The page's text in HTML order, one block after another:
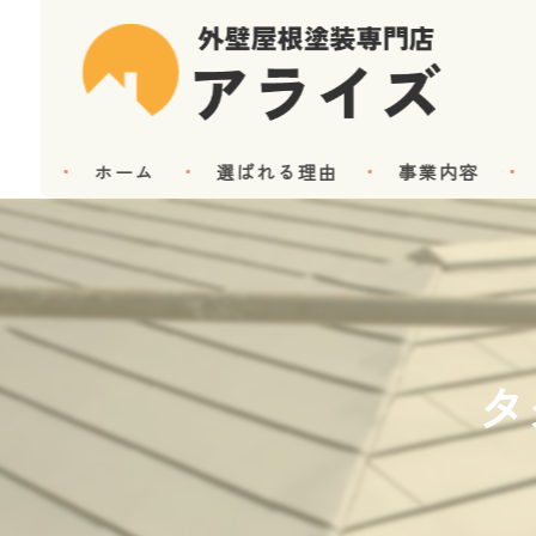
ホーム 選ばれる理由 事業内容